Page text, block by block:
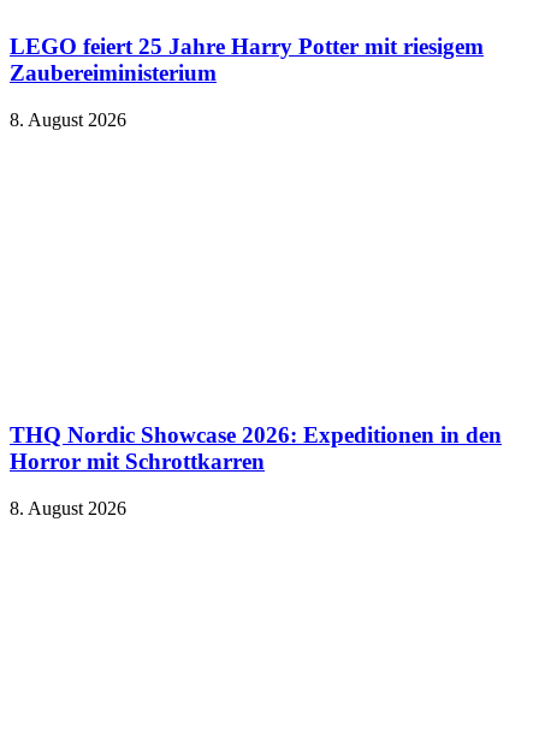
LEGO feiert 25 Jahre Harry Potter mit riesigem
Zaubereiministerium
8. August 2026
THQ Nordic Showcase 2026: Expeditionen in den
Horror mit Schrottkarren
8. August 2026